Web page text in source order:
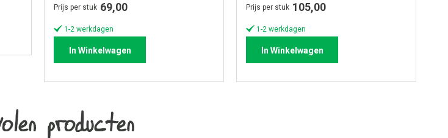
Prijs per stuk 69,00
1-2 werkdagen
In Winkelwagen
Prijs per stuk 105,00
1-2 werkdagen
In Winkelwagen
producten